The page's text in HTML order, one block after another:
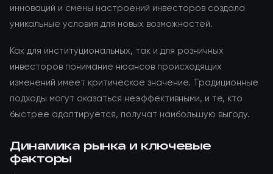
инноваций и смены настроений инвесторов создала
уникальные условия для новых возможностей.
Как для институциональных, так и для розничных
инвесторов понимание нюансов происходящих
изменений имеет критическое значение. Традиционные
подходы могут оказаться неэффективными, и те, кто
быстрее адаптируется, получат наибольшую выгоду.
Динамика рынка и ключевые
факторы